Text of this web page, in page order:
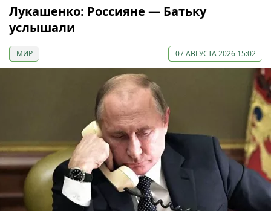
Лукашенко: Россияне — Батьку
услышали
МИР 07 АВГУСТА 2026 15:02